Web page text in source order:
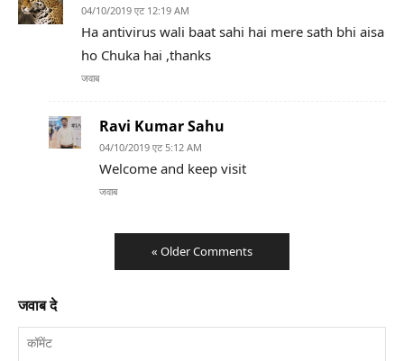
04/10/2019 एट 12:19 AM
Ha antivirus wali baat sahi hai mere sath bhi aisa
ho Chuka hai ,thanks
जवाब
Ravi Kumar Sahu
04/10/2019 एट 5:12 AM
Welcome and keep visit
जवाब
« Older Comments
जवाब दे